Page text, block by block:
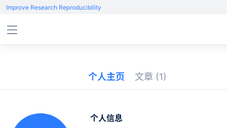
Improve Research Reproducibility
个人主页 文章 (1)
个人信息